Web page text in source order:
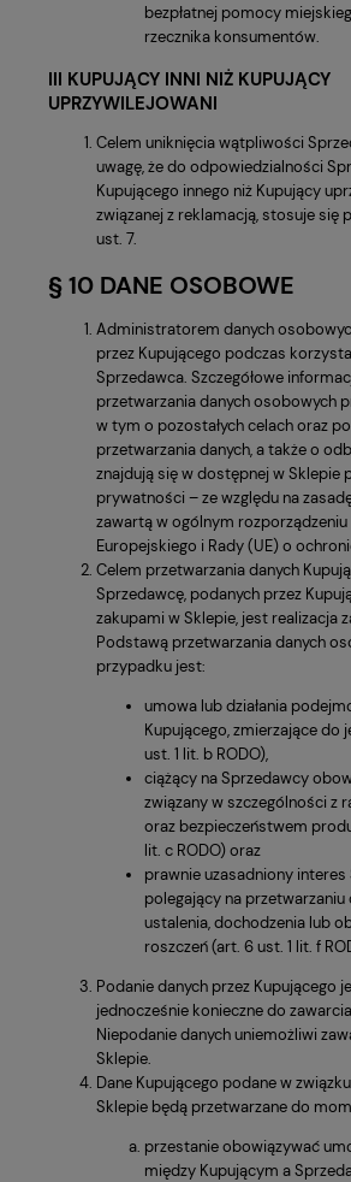
bezpłatnej pomocy
rzecznika konsumentów.
III KUPUJĄCY INNI NIŻ KUPUJĄCY
UPRZYWILEJOWANI
Celem uniknięcia wątpliwości
uwagę, że do odpowiedzialności
Kupującego innego niż Kupujący
związanej z reklamacją, stosuje się
ust. 7.
§ 10 DANE OSOBOWE
Administratorem danych
przez Kupującego podczas
Sprzedawca. Szczegółowe
przetwarzania danych osobowych
w tym o pozostałych celach oraz
przetwarzania danych, a także o
znajdują się w dostępnej w Sklepie
prywatności – ze względu na
zawartą w ogólnym
Europejskiego i Rady (UE) o
Celem przetwarzania danych
Sprzedawcę, podanych przez
zakupami w Sklepie, jest realizacja
Podstawą przetwarzania danych
przypadku jest:
umowa lub działania
Kupującego, zmierzające do
ust. 1 lit. b RODO),
ciążący na Sprzedawcy
związany w szczególności z
oraz bezpieczeństwem
lit. c RODO) oraz
prawnie uzasadniony interes
polegający na przetwarzaniu
ustalenia, dochodzenia lub
roszczeń (art. 6 ust. 1 lit. f
Podanie danych przez Kupującego
jednocześnie konieczne do
Niepodanie danych uniemożliwi
Sklepie.
Dane Kupującego podane w
Sklepie będą przetwarzane do
przestanie obowiązywać
między Kupującym a